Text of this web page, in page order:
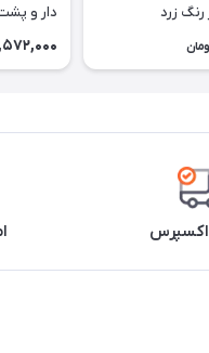
رنگ زرد
دار و
اکسپرس